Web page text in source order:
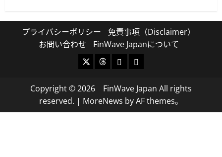
プライバシーポリシー
免責事項（Disclaimer）
お問い合わせ
FinWave Japanについて
X ThreadsBlueskyMastodon
Copyright © 2026 FinWave Japan All rights
reserved. | MoreNews by AF themes。